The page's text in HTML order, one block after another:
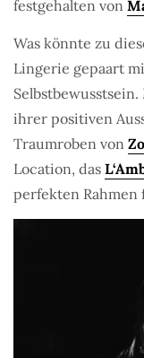
festgehalten von
Was könnte zu
Lingerie gepaart
ihrer positiven
Traumroben von
Location, das
perfekten Rahmen